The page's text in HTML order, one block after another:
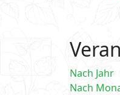
Nach Jahr
Nach